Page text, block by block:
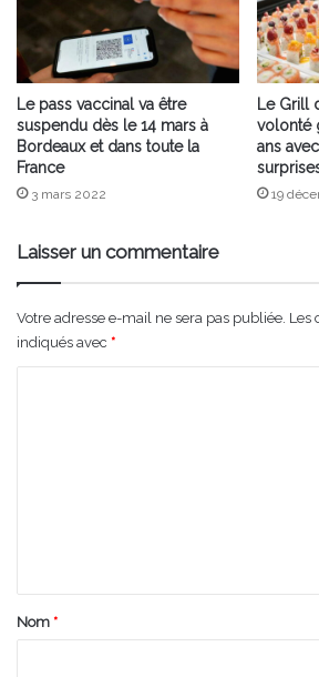
Le pass vaccinal va être
suspendu dès le 14 mars à
Bordeaux et dans toute la
France
3 mars 2022
Le Grill
volonté
ans
19
Laisser un commentaire
Votre adresse e-mail ne sera pas publiée. Les
indiqués avec *
aNom *